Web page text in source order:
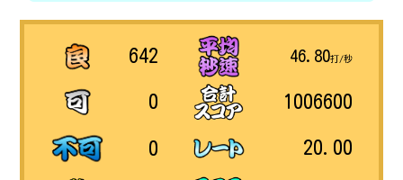
642
0
0
46.80打/秒
1006600
20.00